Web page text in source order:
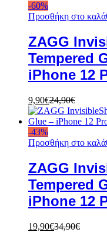
-60%
Προσθήκη στο
ZAGG
Tempered
iPhone 12
9,90€24,90€
-43%
Προσθήκη στο
ZAGG
Tempered
iPhone 12
19,90€34,90€